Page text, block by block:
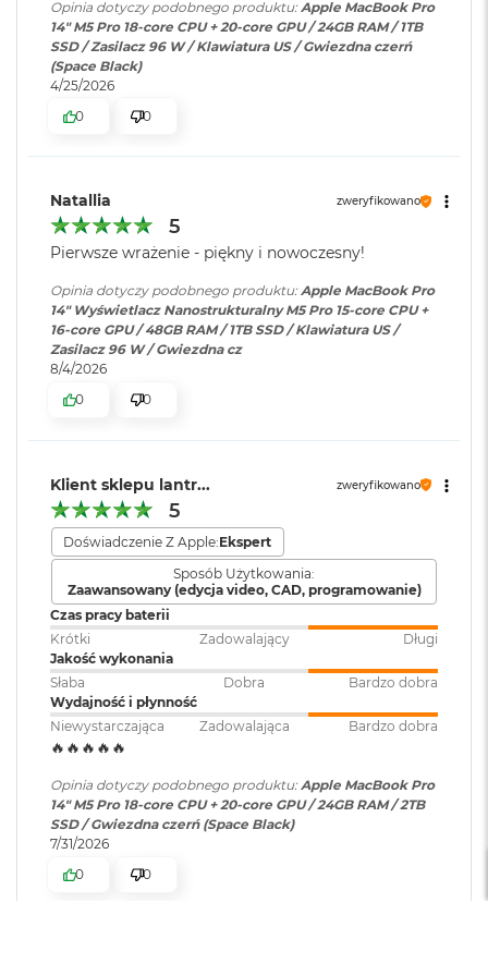
r
1
T
B
c
o
o
k
A
r
2
T
B
c
o
o
k
A
i
4
T
B
M
a
c
B
o
k
P
r
o
Częstotliwość odświeżania
Technologia ProMotion zapewniająca adaptacyjną częstotliwość
odświeżania do 120 Hz
Chip
Apple M5 Pro
Apple M5 Pro (18-rdzeniowy procesor CPU + 20-rdzeniowy
procesor GPU + Akceleratory Neural Accelerator)
307 GB/s przepustowości pamięci
Silnik multimedialny
Sprzętowa akceleracja obsługi H.264, HEVC, ProRes i ProRes RAW
Silnik dekodowania wideo
Silnik kodowania wideo
Silnik kodujący i dekodujący format ProRes
Dekoder AV1
wyświetlacza do 8K przy 60 Hz.
Odtwarzanie wideo
Odtwarzanie
dźwięku:
Obsługiwane formaty: m.in.
Dolby Digital
, Dolby Digital
Plus i Dolby Atmos
Zainstalowany
system operacyjny:
macOS
Dołączone
oprogramowanie:
macOS
Dodatkowe
informacje:
Force Touch wyczuwający siłę
otoczenia
Układ klawiatury
Materiał wykonania: Aluminium
Opinia dotyczy podobnego produktu: Apple MacBook Pro
14" M5 Pro 18-core CPU + 20-core GPU / 24GB RAM / 1TB
SSD / Zasilacz 96 W / Klawiatura US / Gwiezdna czerń
(Space Black)
4/25/2026
0
0
Natallia zweryfikowano
5
Pierwsze wrażenie - piękny i nowoczesny!
Opinia dotyczy podobnego produktu:Apple MacBook Pro
14" Wyświetlacz Nanostrukturalny M5 Pro 15-core CPU +
16-core GPU / 48GB RAM / 1TB SSD / Klawiatura US /
Zasilacz 96 W / Gwiezdna cz
8/4/2026
0
0
Klient sklepu lantr... zweryfikowano
5
Doświadczenie Z Apple:Ekspert
Sposób Użytkowania:
Zaawansowany (edycja video, CAD, programowanie)
Czas pracy baterii
Krótki
Zadowalający
Długi
Jakość wykonania
Słaba
Dobra
Bardzo dobra
Wydajność i płynność
Niewystarczająca
Zadowalająca Bardzo dobra
🔥🔥🔥🔥🔥
Opinia dotyczy podobnego produktu:Apple MacBook Pro
14" M5 Pro 18-core CPU + 20-core GPU / 24GB RAM / 2TB
SSD / Gwiezdna czerń (Space Black)
7/31/2026
0
0